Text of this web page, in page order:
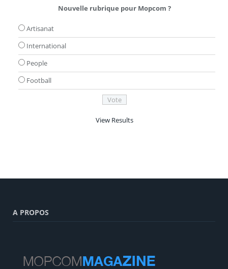
Nouvelle rubrique pour Mopcom ?
Artisanat
International
People
Football
View Results
A PROPOS